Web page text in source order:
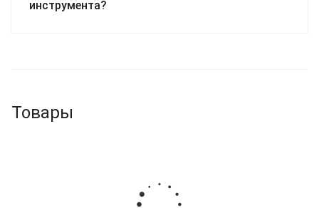
инструмента?
Товары